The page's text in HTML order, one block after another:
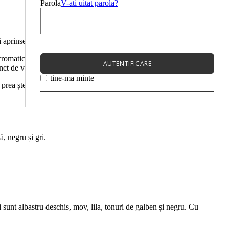
ParolaV-ati uitat parola?
AUTENTIFICARE
tine-ma minte
Cei argintii merg bine cu nuanțe de negru, alb, pastelate
de vedere cromatic.
ștearsă.
negru și gri.
albastru deschis, mov, lila, tonuri de galben și negru. Cu